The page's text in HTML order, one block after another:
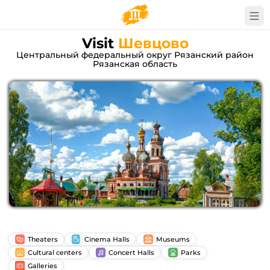
Visit Шевцово
Центральный федеральный округ Рязанский район
Рязанская область
Theaters Cinema Halls
Museums
Cultural centers
Concert Halls
Parks
Galleries